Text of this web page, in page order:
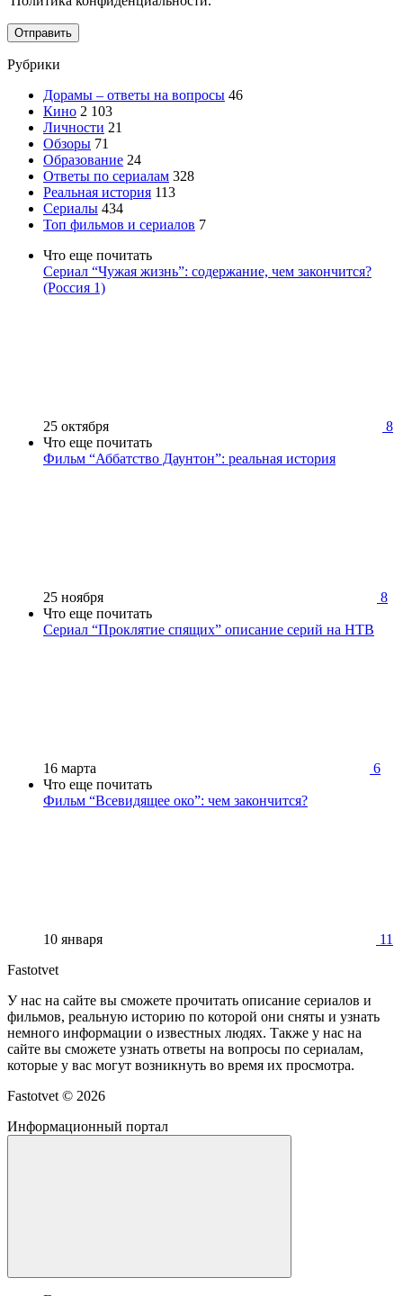
Отправить
Рубрики
Дорамы – ответы на вопросы 46
Кино 2 103
Личности 21
Обзоры 71
Образование 24
Ответы по сериалам 328
Реальная история 113
Сериалы 434
Топ фильмов и сериалов 7
Что еще почитать
Сериал “Чужая жизнь”: содержание, чем закончится?
(Россия 1)
25 октября
8
Что еще почитать
Фильм “Аббатство Даунтон”: реальная история
25 ноября
8
Что еще почитать
Сериал “Проклятие спящих” описание серий на НТВ
16 марта
6
Что еще почитать
Фильм “Всевидящее око”: чем закончится?
10 января
11
Fastotvet
У нас на сайте вы сможете прочитать описание сериалов и
фильмов, реальную историю по которой они сняты и узнать
немного информации о известных людях. Также у нас на
сайте вы сможете узнать ответы на вопросы по сериалам,
которые у вас могут возникнуть во время их просмотра.
Fastotvet © 2026
Информационный портал